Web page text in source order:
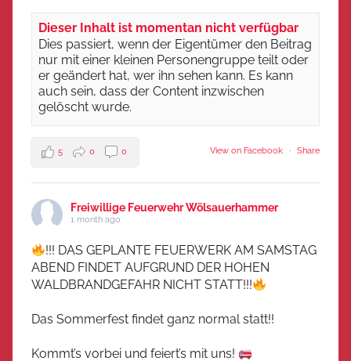
Dieser Inhalt ist momentan nicht verfügbar
Dies passiert, wenn der Eigentümer den Beitrag
nur mit einer kleinen Personengruppe teilt oder
er geändert hat, wer ihn sehen kann. Es kann
auch sein, dass der Content inzwischen
gelöscht wurde.
View on Facebook · Share
5 0 0
Freiwillige Feuerwehr Wölsauerhammer
1 month ago
!!! DAS GEPLANTE FEUERWERK AM SAMSTAG
ABEND FINDET AUFGRUND DER HOHEN
WALDBRANDGEFAHR NICHT STATT!!!
Das Sommerfest findet ganz normal statt!!
Kommt’s vorbei und feiert’s mit uns!